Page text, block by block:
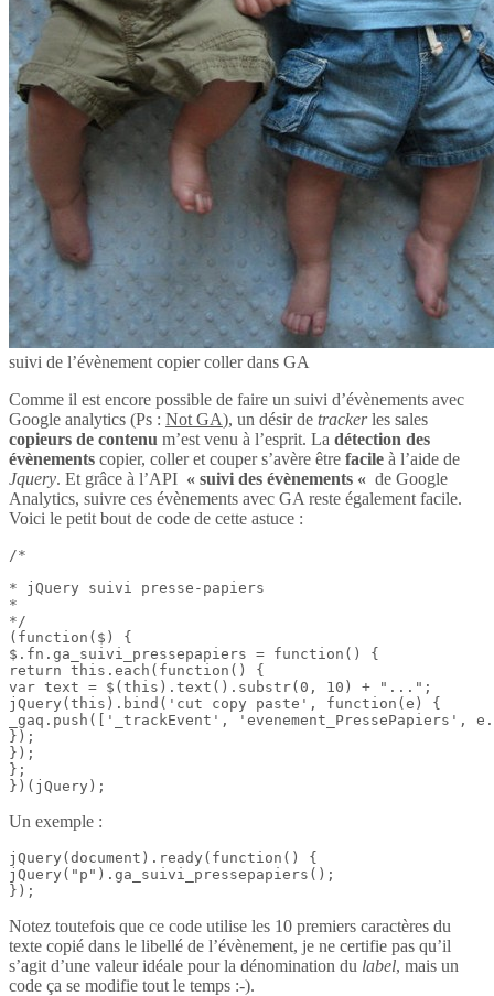
suivi de l’évènement copier coller dans GA
Comme il est encore possible de faire un suivi d’évènements avec
Google analytics (Ps : Not GA), un désir de trackerles sales
copieurs de contenu m’est venu à l’esprit. La détection des
évènements copier, coller et couper s’avère être facile à l’aide de
Jquery. Et grâce à l’API « suivi des évènements « de Google
Analytics, suivre ces évènements avec GA reste également facile.
Voici le petit bout de code de cette astuce :
/*
* jQuery suivi presse-papiers
*
*/
(function($) {
$.fn.ga_suivi_pressepapiers = function() {
return this.each(function() {
var text = $(this).text().substr(0, 10) + "...";
jQuery(this).bind('cut copy paste', function(e) {
_gaq.push(['_trackEvent', 'evenement_PressePapiers',
});
});
};
})(jQuery);
Un exemple :
jQuery(document).ready(function() {
jQuery("p").ga_suivi_pressepapiers();
});
Notez toutefois que ce code utilise les 10 premiers caractères du
texte copié dans le libellé de l’évènement, je ne certifie pas qu’il
s’agit d’une valeur idéale pour la dénomination du label, mais un
code ça se modifie tout le temps :-).